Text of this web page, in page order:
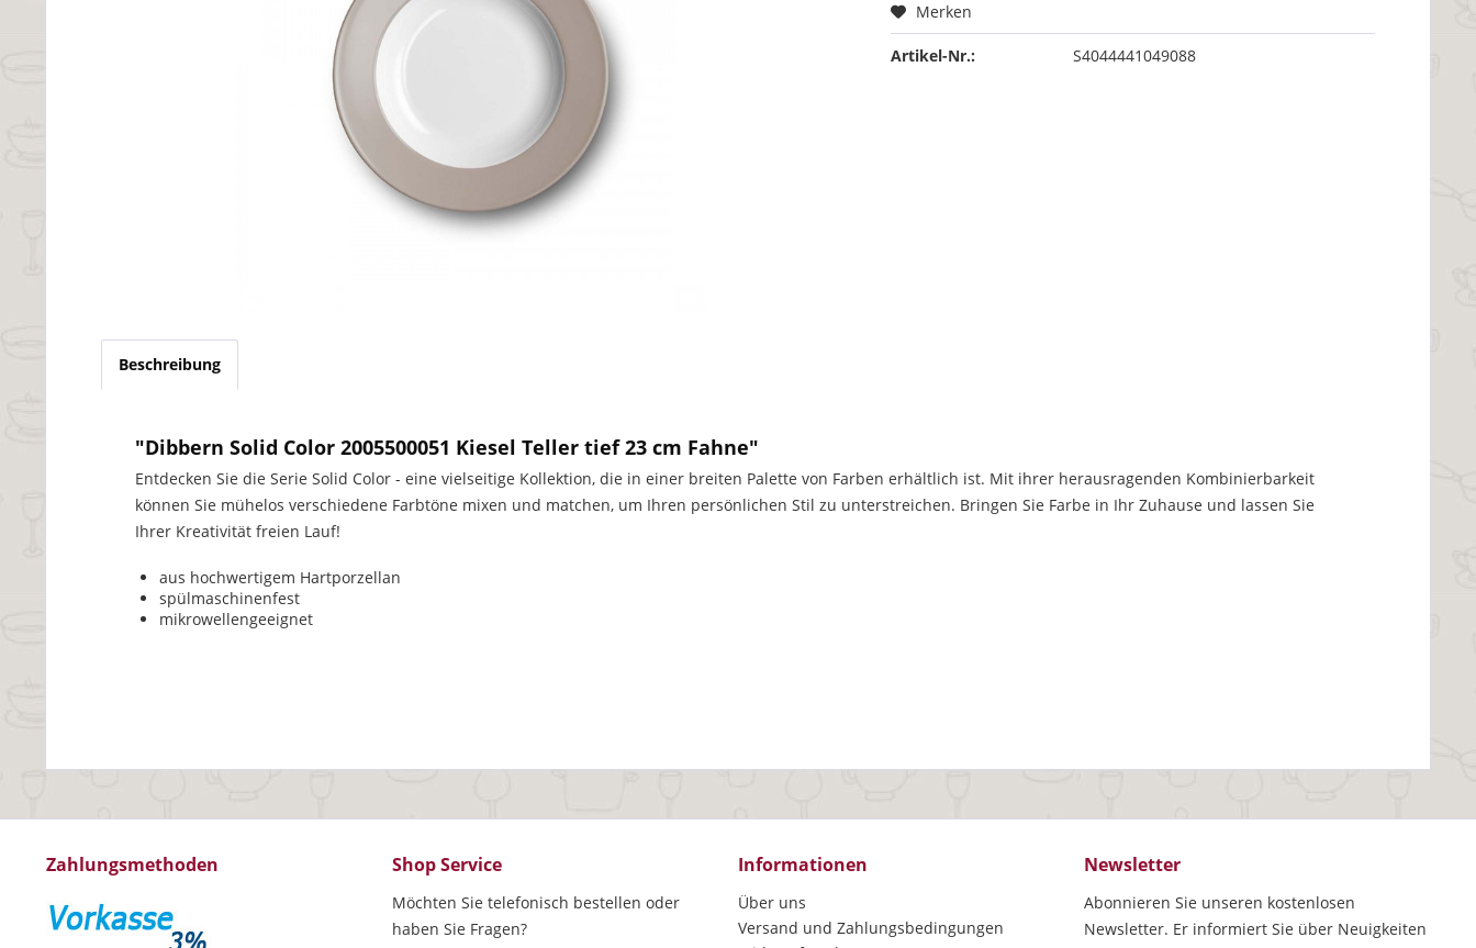
Merken
Artikel-Nr.: S4044441049088
Beschreibung
"Dibbern Solid Color 2005500051 Kiesel Teller tief 23 cm Fahne"
Entdecken Sie die Serie Solid Color - eine vielseitige Kollektion, die in einer breiten Palette von Farben erhältlich ist. Mit ihrer herausragenden Kombinierbarkeit
können Sie mühelos verschiedene Farbtöne mixen und matchen, um Ihren persönlichen Stil zu unterstreichen. Bringen Sie Farbe in Ihr Zuhause und lassen Sie
Ihrer Kreativität freien Lauf!
aus hochwertigem Hartporzellan
spülmaschinenfest
mikrowellengeeignet
Zahlungsmethoden Shop Service
Möchten Sie telefonisch bestellen oder
haben Sie Fragen?
Informationen
Über uns
Versand und Zahlungsbedingungen
Newsletter
Abonnieren Sie unseren kostenlosen
Newsletter. Er informiert Sie über Neuigkeiten